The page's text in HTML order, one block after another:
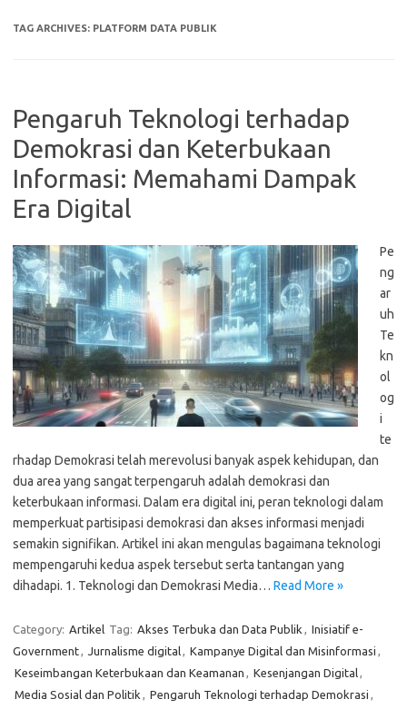
TAG ARCHIVES: PLATFORM DATA PUBLIK
Pengaruh Teknologi terhadap
Demokrasi dan Keterbukaan
Informasi: Memahami Dampak
Era Digital
Pe
ng
ar
uh
Te
kn
ol
og
i
te
rhadap Demokrasi telah merevolusi banyak aspek kehidupan, dan
dua area yang sangat terpengaruh adalah demokrasi dan
keterbukaan informasi. Dalam era digital ini, peran teknologi dalam
memperkuat partisipasi demokrasi dan akses informasi menjadi
semakin signifikan. Artikel ini akan mengulas bagaimana teknologi
mempengaruhi kedua aspek tersebut serta tantangan yang
dihadapi. 1. Teknologi dan Demokrasi Media… Read More »
Category: Artikel Tag: Akses Terbuka dan Data Publik , Inisiatif e-
Government, Jurnalisme digital, Kampanye Digital dan Misinformasi ,
Keseimbangan Keterbukaan dan Keamanan , Kesenjangan Digital,
Media Sosial dan Politik , Pengaruh Teknologi terhadap Demokrasi ,